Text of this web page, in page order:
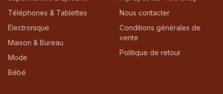
Téléphones & Tablettes
Électronique
Maison & Bureau
Mode
Bébé
Nous contacter
Conditions générales de
vente
Politique de retour